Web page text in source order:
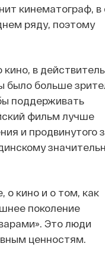
кинематограф, в
ряду, поэтому
в
было больше
поддерживать
фильм лучше
и продвинутого
о кино и о том, как
поколение
Это люди
ценностям.